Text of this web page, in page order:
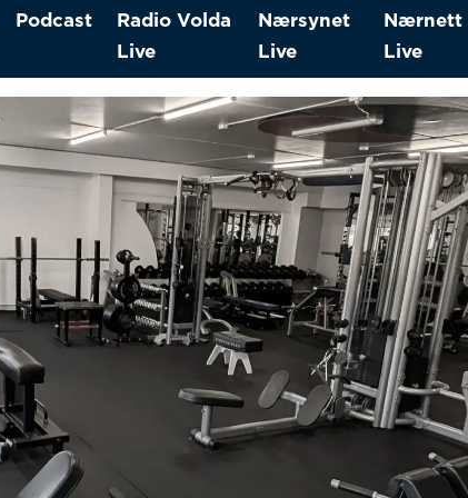
Podcast
Radio Volda
Live
Nærsynet
Live
Nærnett
Live